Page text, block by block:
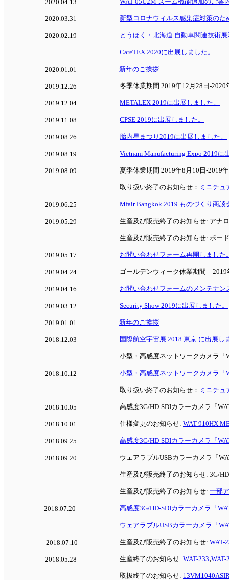
2020.04.13
2020.03.31 新型コロナウィルス感染症対策の
2020.02.19 とうほく・北海道 自動車関連技術
CareTEX 2020に出展しました。
2020.01.01 新年のご挨拶
2019.12.26 冬季休業期間 2019年12月28日-2020
2019.12.04 METALEX 2019に出展しました。
2019.11.08 CPSE 2019に出展しました。
2019.08.26 胎内星まつり2019に出展しました。
2019.08.19 Vietnam Manufacturing Expo 2019に
2019.08.09 夏季休業期間 2019年8月10日-2019
取り扱い終了のお知らせ： ミニチュ
2019.06.25 Mfair Bangkok 2019 ものづくり商談
2019.05.29 生産及び販売終了のお知らせ: アナ
生産及び販売終了のお知らせ: ボー
2019.05.17 お問い合わせフォーム再開しました
2019.04.24 ゴールデンウィーク休業期間 2019
2019.04.16 お問い合わせフォームのメンテナン
2019.03.12 Security Show 2019に出展しました。
2019.01.01 新年のご挨拶
2018.12.03 国際航空宇宙展 2018 東京 に出展し
小型・高感度ネットワークカメラ「
2018.10.12 小型・高感度ネットワークカメラ「
取り扱い終了のお知らせ： ミニチュ
2018.10.05 高感度3G/HD-SDIカラーカメラ「
2018.10.01 仕様変更のお知らせ: WAT-910HX
2018.09.25 高感度3G/HD-SDIカラーカメラ「
2018.09.20 ウェアラブルUSBカラーカメラ「
生産及び販売終了のお知らせ: 3G/
生産及び販売終了のお知らせ: 一部
2018.07.20 高感度3G/HD-SDIカラーカメラ「
ウェアラブルUSBカラーカメラ「
2018.07.10 生産及び販売終了のお知らせ: WAT-
2018.05.28 生産終了のお知らせ: WAT-233,WAT-
取扱終了のお知らせ: